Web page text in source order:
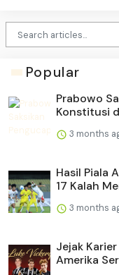
Popular
Prabowo
Konstitusi
3 months
Hasil Piala
17 Kalah
3 months
Jejak
Amerika